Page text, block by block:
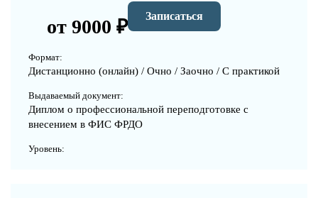
от 9000 ₽ Записаться
Формат:
Дистанционно (онлайн) / Очно / Заочно / С практикой
Выдаваемый документ:
Диплом о профессиональной переподготовке с
внесением в ФИС ФРДО
Уровень: